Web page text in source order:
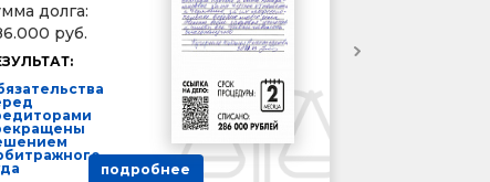
долга:
руб.
подробнее